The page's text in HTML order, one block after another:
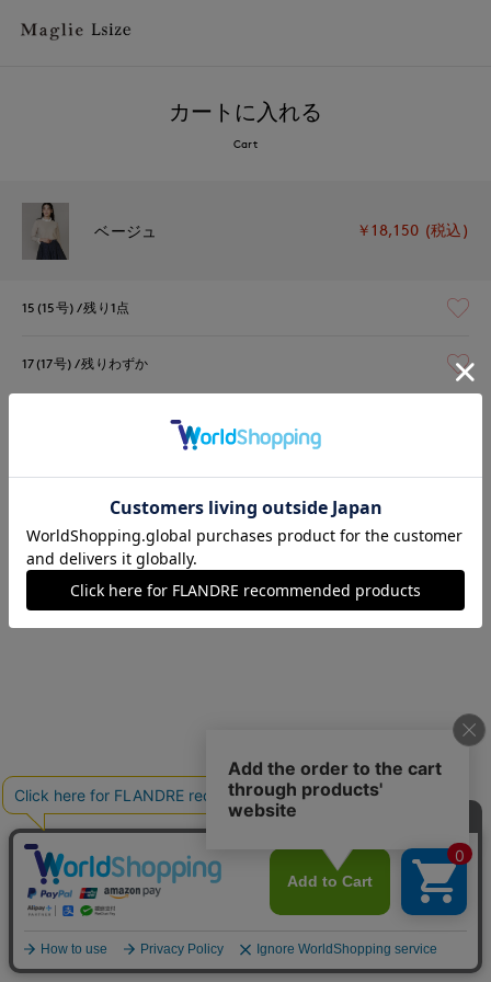
カートに入れる
Cart
ベージュ ￥18,150 (税込)
15(15号) 残り1点
17(17号) 残りわずか